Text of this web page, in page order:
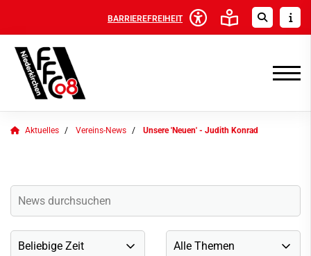
BARRIEREFREIHEIT
Aktuelles Vereins-News Unsere 'Neuen' - Judith Konrad